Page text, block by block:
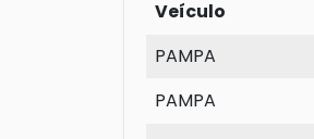
Veículo
PAMPA
PAMPA